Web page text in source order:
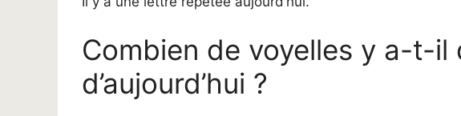
Combien de voyelles y a-t-il
d’aujourd’hui ?